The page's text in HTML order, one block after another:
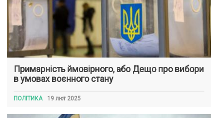
Примарність ймовірного, або Дещо про вибори
в умовах воєнного стану
ПОЛІТИКА 19 лют 2025